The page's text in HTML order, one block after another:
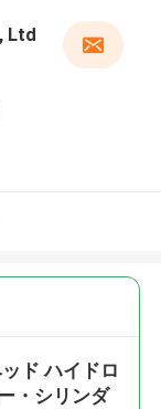
Ltd
ド ハイドロ
・シリンダ